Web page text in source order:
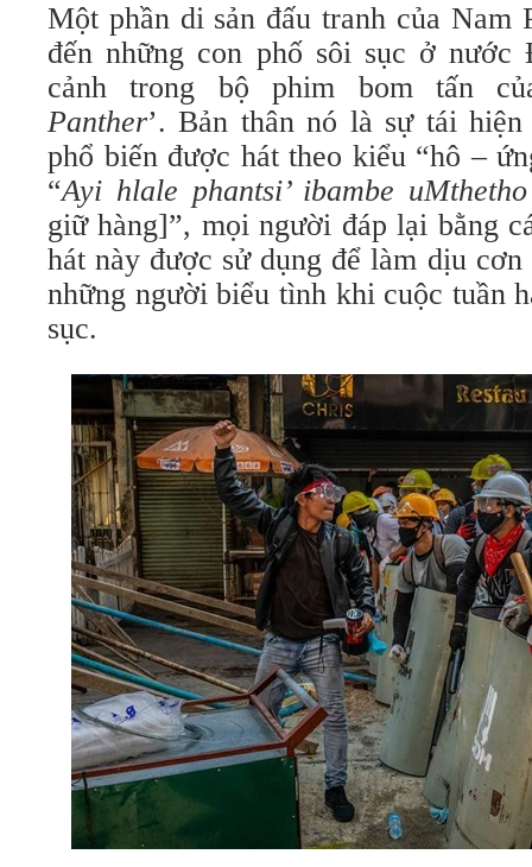
Một phần di sản đấu tranh của Nam
đến những con phố sôi sục ở
cảnh trong bộ phim bom tấn
Panther’. Bản thân nó là sự tái
phổ biến được hát theo kiểu “hô –
“Ayi hlale phantsi’ ibambe
giữ hàng]”, mọi người đáp lại bằng
hát này được sử dụng để làm dịu
những người biểu tình khi cuộc tuần
sục.